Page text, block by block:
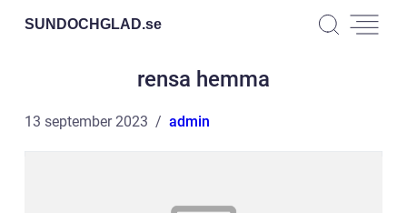
SUNDOCHGLAD.se
rensa hemma
13 september 2023 admin